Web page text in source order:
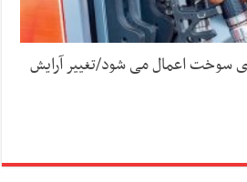
سوخت اعمال می شود/تغییر آرایش